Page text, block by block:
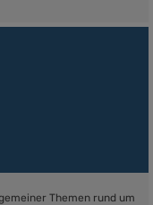
Themen rund um